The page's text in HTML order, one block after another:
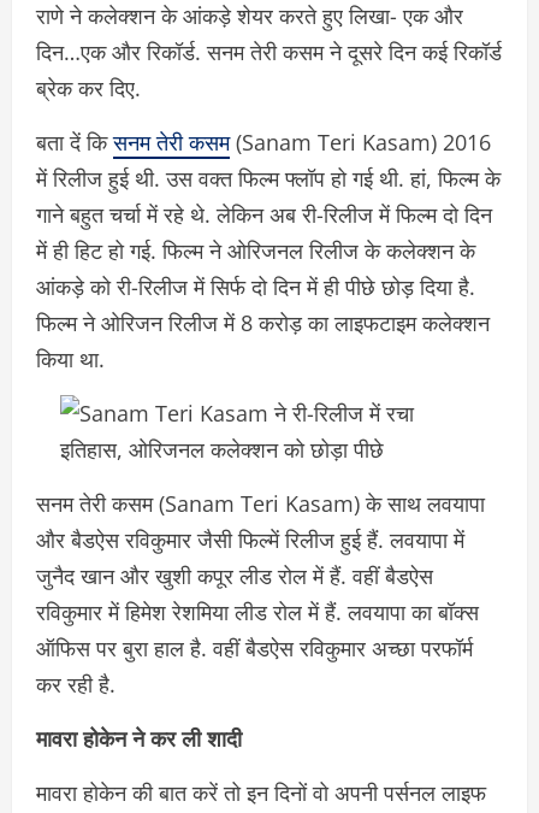
राणे ने कलेक्शन के आंकड़े शेयर करते हुए लिखा- एक और
दिन…एक और रिकॉर्ड. सनम तेरी कसम ने दूसरे दिन कई रिकॉर्ड
ब्रेक कर दिए.
बता दें किसनम तेरी कसम(Sanam Teri Kasam) 2016
में रिलीज हुई थी. उस वक्त फिल्म फ्लॉप हो गई थी. हां, फिल्म के
गाने बहुत चर्चा में रहे थे. लेकिन अब री-रिलीज में फिल्म दो दिन
में ही हिट हो गई. फिल्म ने ओरिजनल रिलीज के कलेक्शन के
आंकड़े को री-रिलीज में सिर्फ दो दिन में ही पीछे छोड़ दिया है.
फिल्म ने ओरिजन रिलीज में 8 करोड़ का लाइफटाइम कलेक्शन
किया था.
सनम तेरी कसम (Sanam Teri Kasam) के साथ लवयापा
और बैडऐस रविकुमार जैसी फिल्में रिलीज हुई हैं. लवयापा में
जुनैद खान और खुशी कपूर लीड रोल में हैं. वहीं बैडऐस
रविकुमार में हिमेश रेशमिया लीड रोल में हैं. लवयापा का बॉक्स
ऑफिस पर बुरा हाल है. वहीं बैडऐस रविकुमार अच्छा परफॉर्म
कर रही है.
मावरा होकेन ने कर ली शादी
मावरा होकेन की बात करें तो इन दिनों वो अपनी पर्सनल लाइफ